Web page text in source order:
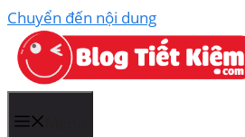
Chuyển đến nội dung